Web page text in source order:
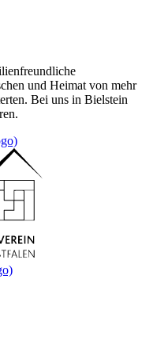
und Heimat von mehr
Bei uns in Bielstein